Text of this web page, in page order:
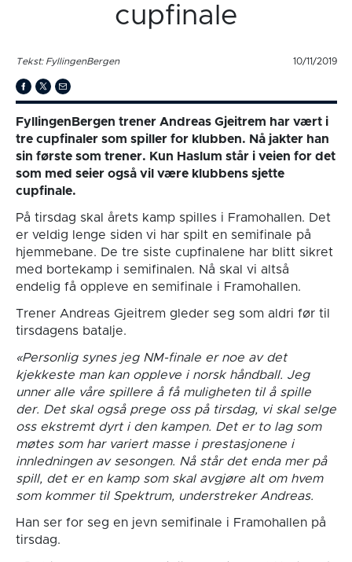
cupfinale
Tekst: FyllingenBergen 10/11/2019
FyllingenBergen trener Andreas Gjeitrem har vært i
tre cupfinaler som spiller for klubben. Nå jakter han
sin første som trener. Kun Haslum står i veien for det
som med seier også vil være klubbens sjette
cupfinale.
På tirsdag skal årets kamp spilles i Framohallen. Det
er veldig lenge siden vi har spilt en semifinale på
hjemmebane. De tre siste cupfinalene har blitt sikret
med bortekamp i semifinalen. Nå skal vi altså
endelig få oppleve en semifinale i Framohallen.
Trener Andreas Gjeitrem gleder seg som aldri før til
tirsdagens batalje.
«Personlig synes jeg NM-finale er noe av det
kjekkeste man kan oppleve i norsk håndball. Jeg
unner alle våre spillere å få muligheten til å spille
der. Det skal også prege oss på tirsdag, vi skal selge
oss ekstremt dyrt i den kampen. Det er to lag som
møtes som har variert masse i prestasjonene i
innledningen av sesongen. Nå står det enda mer på
spill, det er en kamp som skal avgjøre alt om hvem
som kommer til Spektrum, understreker Andreas.
Han ser for seg en jevn semifinale i Framohallen på
tirsdag.